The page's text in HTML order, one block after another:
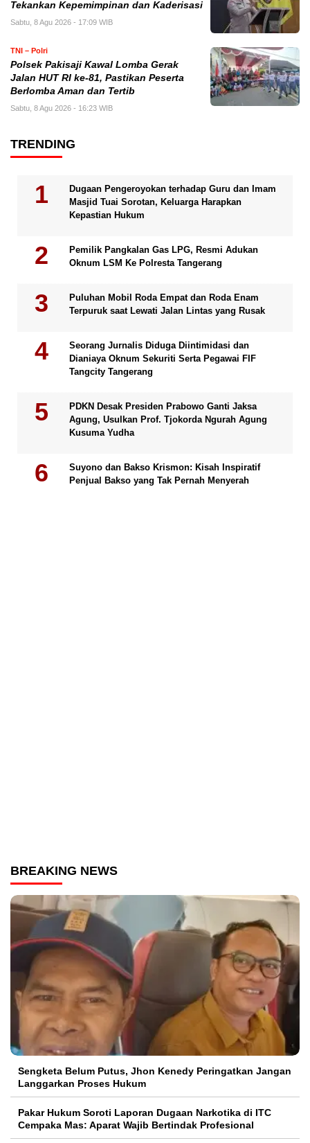
Tekankan Kepemimpinan dan Kaderisasi
Sabtu, 8 Agu 2026 - 17:09 WIB
TNI – Polri
Polsek Pakisaji Kawal Lomba Gerak
Jalan HUT RI ke-81, Pastikan Peserta
Berlomba Aman dan Tertib
Sabtu, 8 Agu 2026 - 16:23 WIB
TRENDING
Dugaan Pengeroyokan terhadap Guru dan Imam
Masjid Tuai Sorotan, Keluarga Harapkan
Kepastian Hukum
Pemilik Pangkalan Gas LPG, Resmi Adukan
Oknum LSM Ke Polresta Tangerang
Puluhan Mobil Roda Empat dan Roda Enam
Terpuruk saat Lewati Jalan Lintas yang Rusak
Seorang Jurnalis Diduga Diintimidasi dan
Dianiaya Oknum Sekuriti Serta Pegawai FIF
Tangcity Tangerang
PDKN Desak Presiden Prabowo Ganti Jaksa
Agung, Usulkan Prof. Tjokorda Ngurah Agung
Kusuma Yudha
Suyono dan Bakso Krismon: Kisah Inspiratif
Penjual Bakso yang Tak Pernah Menyerah
BREAKING NEWS
Sengketa Belum Putus, Jhon Kenedy Peringatkan Jangan
Langgarkan Proses Hukum
Pakar Hukum Soroti Laporan Dugaan Narkotika di ITC
Cempaka Mas: Aparat Wajib Bertindak Profesional